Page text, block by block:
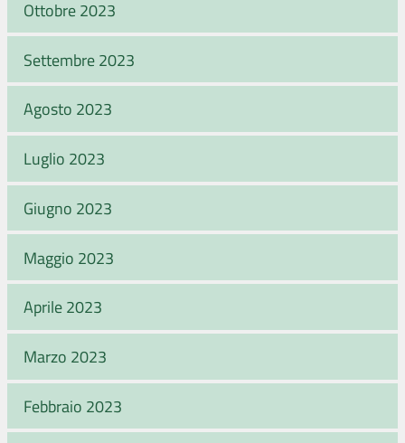
Ottobre 2023
Settembre 2023
Agosto 2023
Luglio 2023
Giugno 2023
Maggio 2023
Aprile 2023
Marzo 2023
Febbraio 2023